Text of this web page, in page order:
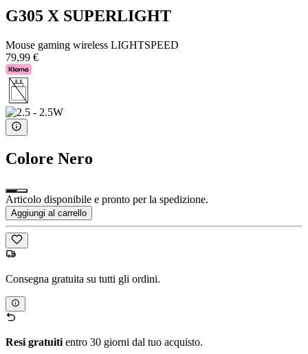
G305 X SUPERLIGHT
Mouse gaming wireless LIGHTSPEED
79,99 €
Colore Nero
Articolo disponibile e pronto per la spedizione.
Aggiungi al carrello
Consegna gratuita su tutti gli ordini.
Resi gratuiti entro 30 giorni dal tuo acquisto.